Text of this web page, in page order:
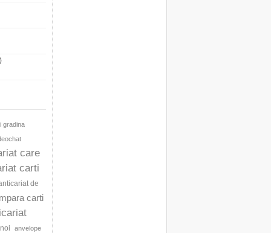
gradina
care
carti
de
carti
anvelope